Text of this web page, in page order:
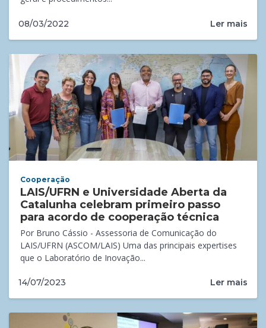
08/03/2022 Ler mais
Cooperação
LAIS/UFRN e Universidade Aberta da
Catalunha celebram primeiro passo
para acordo de cooperação técnica
Por Bruno Cássio - Assessoria de Comunicação do
LAIS/UFRN (ASCOM/LAIS) Uma das principais expertises
que o Laboratório de Inovação...
14/07/2023 Ler mais